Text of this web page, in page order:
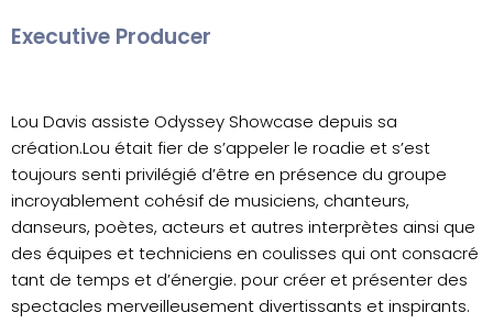
Executive Producer
Lou Davis assiste Odyssey Showcase depuis sa
création.Lou était fier de s’appeler le roadie et s’est
toujours senti privilégié d’être en présence du groupe
incroyablement cohésif de musiciens, chanteurs,
danseurs, poètes, acteurs et autres interprètes ainsi que
des équipes et techniciens en coulisses qui ont consacré
tant de temps et d’énergie. pour créer et présenter des
spectacles merveilleusement divertissants et inspirants.